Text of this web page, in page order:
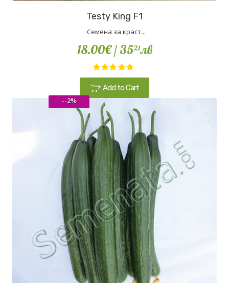
Testy King F1
Семена за краст...
18.00€/ 3521лв
Add to Cart
--2%